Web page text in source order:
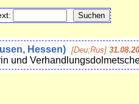
Hessen) [Deu;Rus]
und